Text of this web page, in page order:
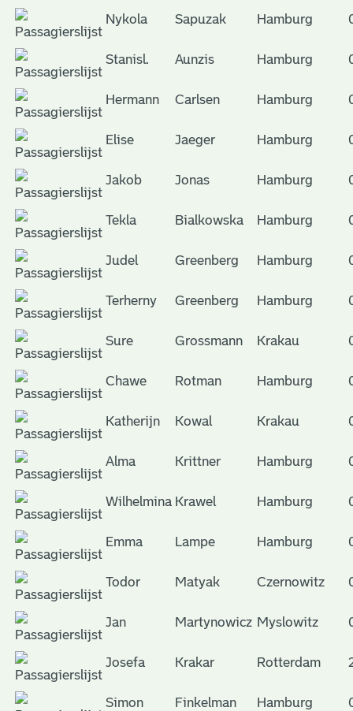
Nykola Sapuzak Hamburg
Stanisl. Aunzis Hamburg
Hermann Carlsen Hamburg
Elise Jaeger Hamburg
Jakob Jonas Hamburg
Tekla Bialkowska Hamburg
Judel Greenberg Hamburg
Terherny Greenberg Hamburg
Sure Grossmann Krakau
Chawe Rotman Hamburg
Katherijn Kowal Krakau
Alma Krittner Hamburg
Wilhelmina Krawel Hamburg
Emma Lampe Hamburg
Todor Matyak Czernowitz
Jan Martynowicz Myslowitz
Josefa Krakar Rotterdam
Simon Finkelman Hamburg